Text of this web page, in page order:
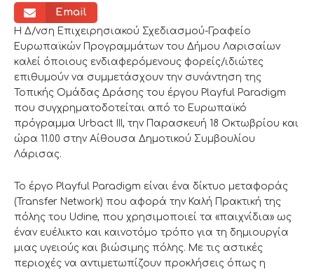
Email
Η Δ/νση Επιχειρησιακού Σχεδιασμού-Γραφείο
Ευρωπαϊκών Προγραμμάτων του Δήμου Λαρισαίων
καλεί όποιους ενδιαφερόμενους φορείς/ιδιώτες
επιθυμούν να συμμετάσχουν την συνάντηση της
Τοπικής Ομάδας Δράσης του έργου Playful Paradigm
που συγχρηματοδοτείται από το Ευρωπαϊκό
πρόγραμμα Urbact III, την Παρασκευή 18 Οκτωβρίου και
ώρα 11.00 στην Αίθουσα Δημοτικού Συμβουλίου
Λάρισας.
Το έργο Playful Paradigm είναι ένα δίκτυο μεταφοράς
(Transfer Network) που αφορά την Καλή Πρακτική της
πόλης του Udine, που χρησιμοποιεί τα «παιχνίδια» ως
έναν ευέλικτο και καινοτόμο τρόπο για τη δημιουργία
μιας υγειούς και βιώσιμης πόλης. Με τις αστικές
περιοχές να αντιμετωπίζουν προκλήσεις όπως η